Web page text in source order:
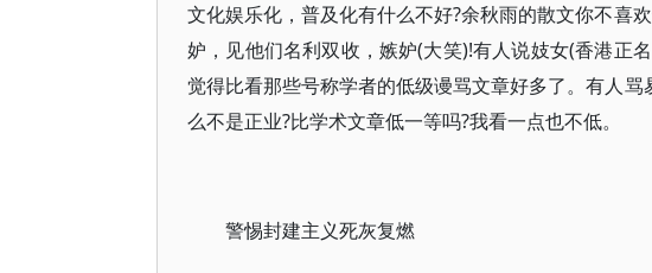
文化娱乐化，普及化有什么不好?余秋雨的散文你不喜
妒，见他们名利双收，嫉妒(大笑)!有人说妓女(香港正
觉得比看那些号称学者的低级谩骂文章好多了。有人
么不是正业?比学术文章低一等吗?我看一点也不低。
警惕封建主义死灰复燃